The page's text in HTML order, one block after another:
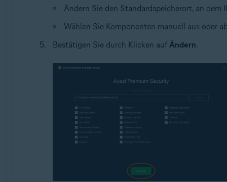
Ändern Sie den Standardspeicherort, an
Wählen Sie Komponenten manuell aus oder
Bestätigen Sie durch Klicken auf Ändern.